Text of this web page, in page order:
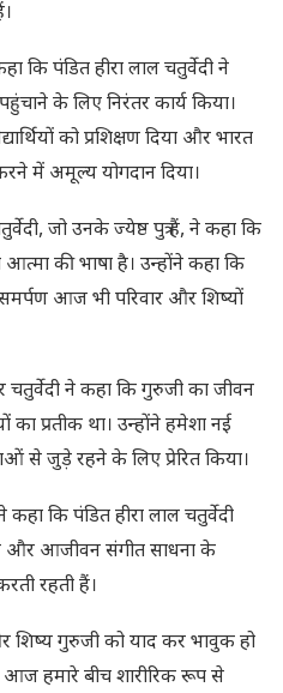
कि पंडित हीरा लाल चतुर्वेदी ने
के लिए निरंतर कार्य किया।
को प्रशिक्षण दिया और भारत
में अमूल्य योगदान दिया।
जो उनके ज्येष्ठ पुत्र हैं, ने कहा कि
की भाषा है। उन्होंने कहा कि
आज भी परिवार और शिष्यों
चतुर्वेदी ने कहा कि गुरुजी का जीवन
प्रतीक था। उन्होंने हमेशा नई
से जुड़े रहने के लिए प्रेरित किया।
कहा कि पंडित हीरा लाल चतुर्वेदी
और आजीवन संगीत साधना के
रहती हैं।
शिष्य गुरुजी को याद कर भावुक हो
हमारे बीच शारीरिक रूप से